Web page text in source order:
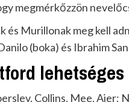
megmérkőzzön
és Murillonak meg kell
(boka) és Ibrahim
Collins, Mee, Ajer;